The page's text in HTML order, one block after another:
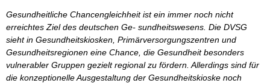
Gesundheitliche Chancengleichheit ist ein immer noch nicht
erreichtes Ziel des deutschen Ge- sundheitswesens. Die DVSG
sieht in Gesundheitskiosken, Primärversorgungszentren und
Gesundheitsregionen eine Chance, die Gesundheit besonders
vulnerabler Gruppen gezielt regional zu fördern. Allerdings sind für
die konzeptionelle Ausgestaltung der Gesundheitskioske noch